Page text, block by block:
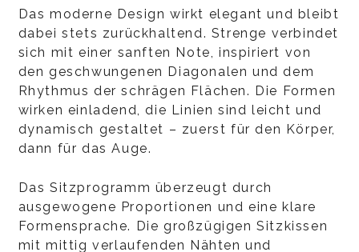
Das moderne Design wirkt elegant und bleibt
dabei stets zurückhaltend. Strenge verbindet
sich mit einer sanften Note, inspiriert von
den geschwungenen Diagonalen und dem
Rhythmus der schrägen Flächen. Die Formen
wirken einladend, die Linien sind leicht und
dynamisch gestaltet – zuerst für den Körper,
dann für das Auge.
Das Sitzprogramm überzeugt durch
ausgewogene Proportionen und eine klare
Formensprache. Die großzügigen Sitzkissen
mit mittig verlaufenden Nähten und